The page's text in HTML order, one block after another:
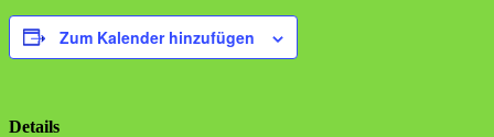
Zum Kalender hinzufügen
Details